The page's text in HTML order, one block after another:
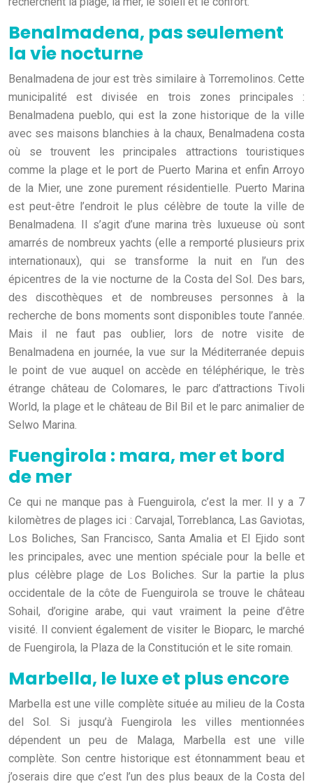
Benalmadena, pas seulement
la vie nocturne
Benalmadena de jour est très similaire à Torremolinos. Cette
municipalité est divisée en trois zones principales :
Benalmadena pueblo, qui est la zone historique de la ville
avec ses maisons blanchies à la chaux, Benalmadena costa
où se trouvent les principales attractions touristiques
comme la plage et le port de Puerto Marina et enfin Arroyo
de la Mier, une zone purement résidentielle. Puerto Marina
est peut-être l’endroit le plus célèbre de toute la ville de
Benalmadena. Il s’agit d’une marina très luxueuse où sont
amarrés de nombreux yachts (elle a remporté plusieurs prix
internationaux), qui se transforme la nuit en l’un des
épicentres de la vie nocturne de la Costa del Sol. Des bars,
des discothèques et de nombreuses personnes à la
recherche de bons moments sont disponibles toute l’année.
Mais il ne faut pas oublier, lors de notre visite de
Benalmadena en journée, la vue sur la Méditerranée depuis
le point de vue auquel on accède en téléphérique, le très
étrange château de Colomares, le parc d’attractions Tivoli
World, la plage et le château de Bil Bil et le parc animalier de
Selwo Marina.
Fuengirola : mara, mer et bord
de mer
Ce qui ne manque pas à Fuenguirola, c’est la mer. Il y a 7
kilomètres de plages ici : Carvajal, Torreblanca, Las Gaviotas,
Los Boliches, San Francisco, Santa Amalia et El Ejido sont
les principales, avec une mention spéciale pour la belle et
plus célèbre plage de Los Boliches. Sur la partie la plus
occidentale de la côte de Fuenguirola se trouve le château
Sohail, d’origine arabe, qui vaut vraiment la peine d’être
visité. Il convient également de visiter le Bioparc, le marché
de Fuengirola, la Plaza de la Constitución et le site romain.
Marbella, le luxe et plus encore
Marbella est une ville complète située au milieu de la Costa
del Sol. Si jusqu’à Fuengirola les villes mentionnées
dépendent un peu de Malaga, Marbella est une ville
complète. Son centre historique est étonnamment beau et
j’oserais dire que c’est l’un des plus beaux de la Costa del